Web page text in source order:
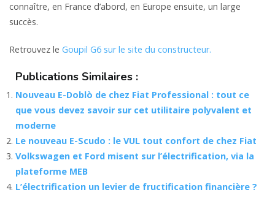
connaître, en France d’abord, en Europe ensuite, un large
succès.
Retrouvez le Goupil G6 sur le site du constructeur.
Publications Similaires :
Nouveau E-Doblò de chez Fiat Professional : tout ce
que vous devez savoir sur cet utilitaire polyvalent et
moderne
Le nouveau E-Scudo : le VUL tout confort de chez Fiat
Volkswagen et Ford misent sur l’électrification, via la
plateforme MEB
L’électrification un levier de fructification financière ?